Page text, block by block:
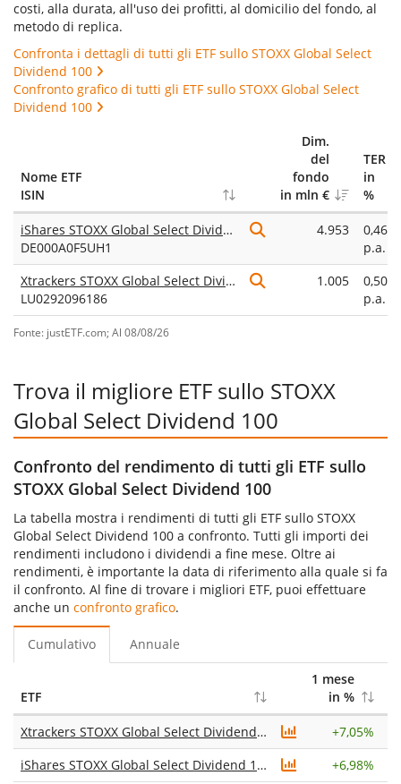
costi, alla durata, all'uso dei profitti, al domicilio del fondo, al
metodo di replica.
Confronta i dettagli di tutti gli ETF sullo STOXX Global Select
Dividend 100
Confronto grafico di tutti gli ETF sullo STOXX Global Select
Dividend 100
Nome ETF
ISIN
Dim.
del
fondo
in mln €
TER
in
%
iShares STOXX Global Select Dividend 100 UCITS ETF (DE)
DE000A0F5UH1
4.953
0,46%
p.a.
Xtrackers STOXX Global Select Dividend 100 Swap UCITS ETF 1D
LU0292096186
1.005
0,50%
p.a.
Fonte: justETF.com; Al 08/08/26
Trova il migliore ETF sullo STOXX
Global Select Dividend 100
Confronto del rendimento di tutti gli ETF sullo
STOXX Global Select Dividend 100
La tabella mostra i rendimenti di tutti gli ETF sullo STOXX
Global Select Dividend 100 a confronto. Tutti gli importi dei
rendimenti includono i dividendi a fine mese. Oltre ai
rendimenti, è importante la data di riferimento alla quale si fa
il confronto. Al fine di trovare i migliori ETF, puoi effettuare
anche un confronto grafico.
Cumulativo Annuale
ETF
1 mese
in %
Xtrackers STOXX Global Select Dividend 100 Swap UCITS ETF 1D +7,05%
iShares STOXX Global Select Dividend 100 UCITS ETF (DE)
+6,98%